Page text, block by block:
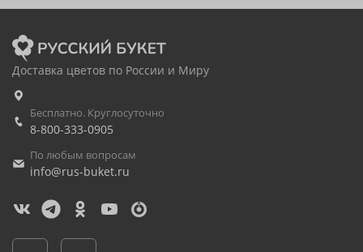
Доставка цветов по России и Миру
Бесплатно. Круглосуточно
8-800-333-0905
По любым вопросам
info@rus-buket.ru